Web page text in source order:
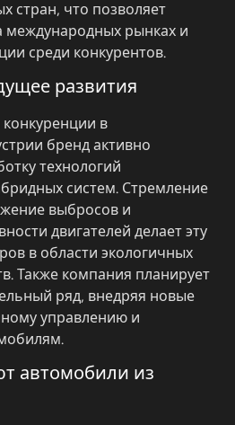
стран, что позволяет
международных рынках и
среди конкурентов.
развития
в
бренд активно
технологий
систем. Стремление
выбросов и
двигателей делает эту
в области экологичных
Также компания планирует
ряд, внедряя новые
управлению и
автомобили из